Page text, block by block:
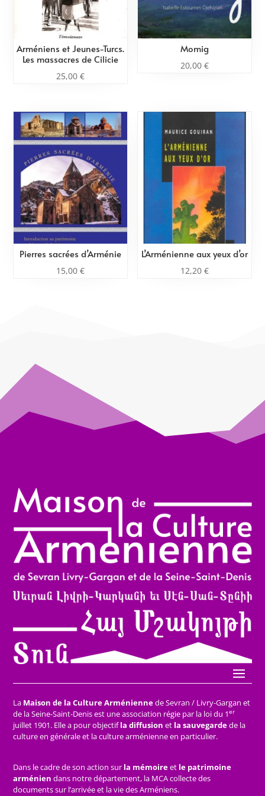
Arméniens et Jeunes-Turcs.
Les massacres de Cilicie
25,00€
Momig
20,00 €
Pierres sacrées d’Arménie
15,00€
L’Arménienne aux yeux d’or
12,20 €
La Maison de la Culture Arméniennede Sevran / Livry-Gargan et
de la Seine-Saint-Denis est une association régie par la loi du 1er
juillet 1901. Elle a pour objectifla diffusion et la sauvegardede la
culture en générale et la culture arménienne en particulier.
Dans le cadre de son action sur la mémoireet le patrimoine
arménien dans notre département, la MCA collecte des
documents sur l’arrivée et la vie des Arméniens.